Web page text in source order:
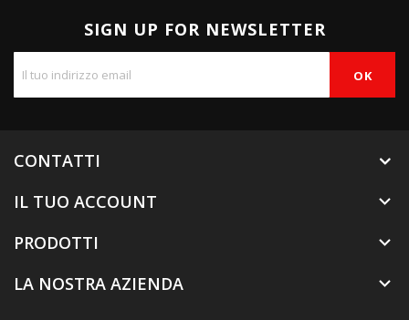
SIGN UP FOR NEWSLETTER
CONTATTI
IL TUO ACCOUNT

PRODOTTI 
LA NOSTRA AZIENDA 